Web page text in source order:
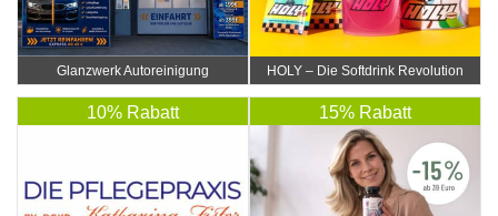
Glanzwerk Autoreinigung HOLY – Die Softdrink Revolution
10% Rabatt 15% Rabatt